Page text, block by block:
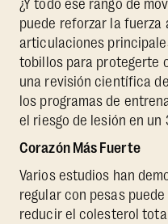
¿Y todo ese rango de
puede reforzar la fuerza
articulaciones
tobillos para protegerte
una revisión científica de
los programas de
el riesgo de lesión en un
Corazón Más Fuerte
Varios estudios han
regular con pesas
reducir el colesterol